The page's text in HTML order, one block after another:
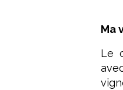
Ma
Le